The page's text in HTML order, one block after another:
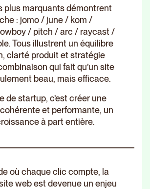
plus marquants démontrent
: jomo / june / kom /
/ pitch / arc / raycast /
Tous illustrent un équilibre
clarté produit et stratégie
qui fait qu’un site
beau, mais efficace.
de startup, c’est créer une
et performante, un
à part entière.
où chaque clic compte, la
web est devenue un enjeu